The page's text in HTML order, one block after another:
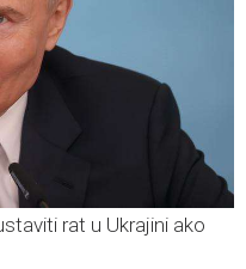
rat u Ukrajini ako